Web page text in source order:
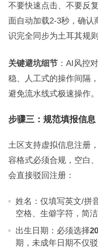
不要快速点击、不要反
面自动加载2-3秒，确认
识完全同步为土耳其规
关键避坑细节：AI风控
稳、人工式的操作间隔
避免流水线式极速操作。
步骤三：规范填报信
土区支持虚拟信息注册
容格式必须合规，空白
会直接驳回注册：
姓名：仅填写英文/拼
空格、生僻字符，简
出生日期：必须选择
期，未成年日期不仅